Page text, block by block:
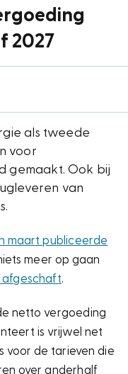
2027
als tweede
voor
gemaakt. Ook bij
van
maart publiceerde
meer op gaan
.
netto vergoeding
is vrijwel net
voor de tarieven die
over anderhalf